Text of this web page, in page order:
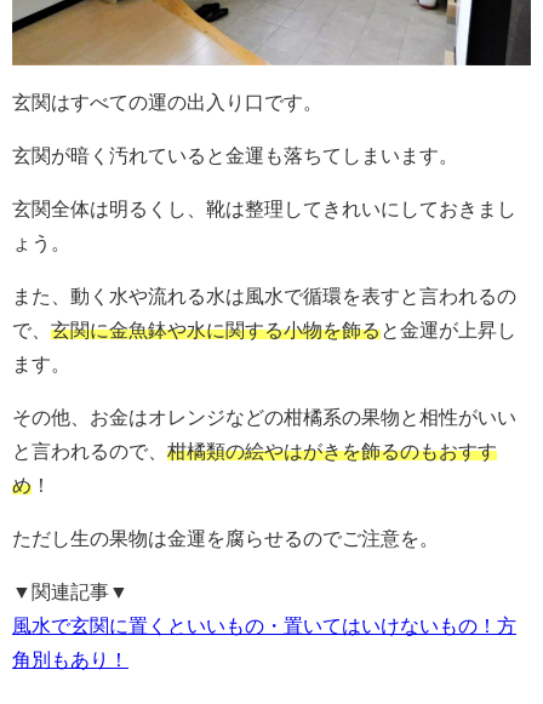
玄関はすべての運の出入り口です。
玄関が暗く汚れていると金運も落ちてしまいます。
玄関全体は明るくし、靴は整理してきれいにしておきまし
ょう。
また、動く水や流れる水は風水で循環を表すと言われるの
で、 玄関に金魚鉢や水に関する小物を飾ると金運が上昇し
ます。
その他、お金はオレンジなどの柑橘系の果物と相性がいい
と言われるので、 柑橘類の絵やはがきを飾るのもおすす
め ！
ただし生の果物は金運を腐らせるのでご注意を。
▼関連記事▼
風水で玄関に置くといいもの・置いてはいけないもの！方
角別もあり！